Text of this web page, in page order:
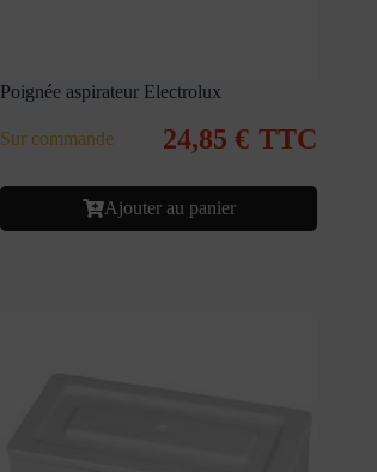
Poignée aspirateur Electrolux
Sur commande 24,85 € TTC
Ajouter au panier